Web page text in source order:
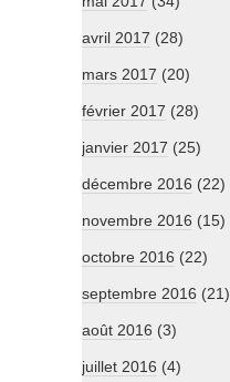
avril 2017 (28)
mars 2017 (20)
février 2017 (28)
janvier 2017 (25)
décembre 2016 (22)
novembre 2016 (15)
octobre 2016 (22)
septembre 2016 (21)
août 2016 (3)
juillet 2016 (4)